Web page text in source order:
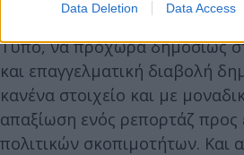
Data Deletion Data Access
τον καθ’ ύλην αρμόδιο για την
Τύπο, να προχωρά δημοσίως
και επαγγελματική διαβολή
κανένα στοιχείο και με
απαξίωση ενός ρεπορτάζ προς
πολιτικών σκοπιμοτήτων. Και